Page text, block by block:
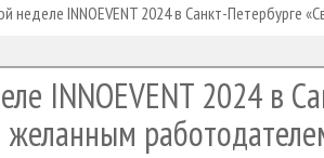
неделе INNOEVENT 2024 в Санкт-Петербурге
INNOEVENT 2024 в